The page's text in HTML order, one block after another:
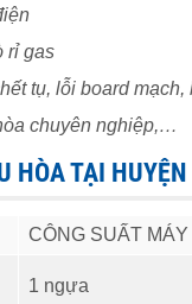
rỉ gas
tụ, lỗi board mạch,
chuyên nghiệp,…
HÒA TẠI
CÔNG SUẤT MÁY
1 ngựa